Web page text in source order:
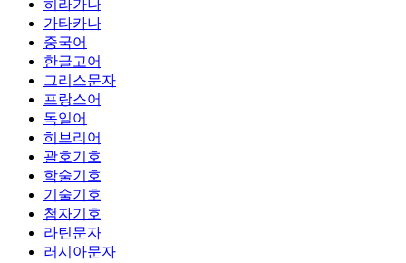
히라가나
가타카나
중국어
한글고어
그리스문자
프랑스어
독일어
히브리어
괄호기호
학술기호
기술기호
첨자기호
라틴문자
러시아문자